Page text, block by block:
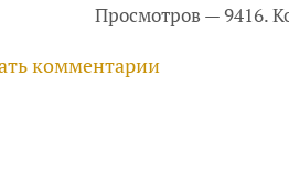
Просмотров — 9416.
комментарии